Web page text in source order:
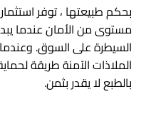
بحكم طبيعتها ، توفر
مستوى من الأمان عندما
السيطرة على السوق.
الملاذات الآمنة طريقة
بالطبع لا يقدر بثمن.